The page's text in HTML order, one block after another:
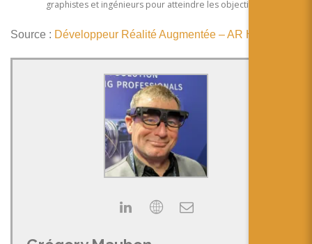
graphistes et ingénieurs pour atteindre les objectifs du projet.
Source : Développeur Réalité Augmentée – AR H/F